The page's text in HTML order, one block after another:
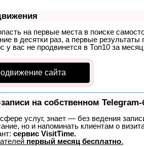
на первые места в поиске
в десятки раз, а первые
у вас не продвинется в Топ10 за
сайта
на собственном Telegram-
сфере услуг, знает — без ведения
но и напоминать клиентам о
сервис VisitTime.
первый месяц бесплатно.